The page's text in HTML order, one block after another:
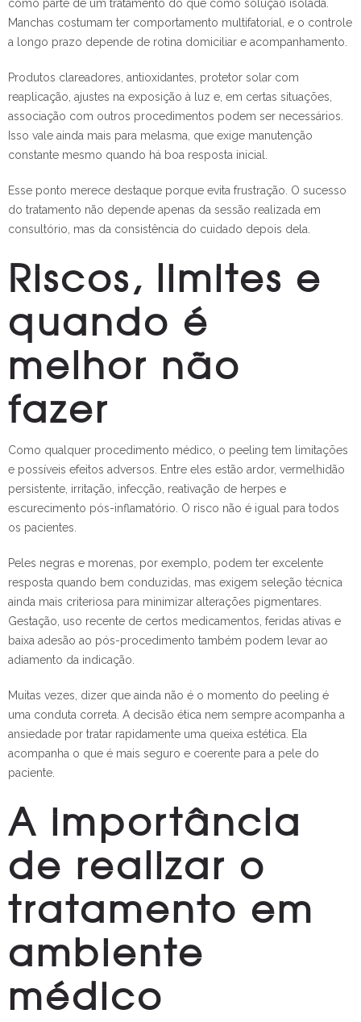
como parte de um tratamento do que como solução isolada.
Manchas costumam ter comportamento multifatorial, e o controle
a longo prazo depende de rotina domiciliar e acompanhamento.
Produtos clareadores, antioxidantes, protetor solar com
reaplicação, ajustes na exposição à luz e, em certas situações,
associação com outros procedimentos podem ser necessários.
Isso vale ainda mais para melasma, que exige manutenção
constante mesmo quando há boa resposta inicial.
Esse ponto merece destaque porque evita frustração. O sucesso
do tratamento não depende apenas da sessão realizada em
consultório, mas da consistência do cuidado depois dela.
Riscos, limites e
quando é
melhor não
fazer
Como qualquer procedimento médico, o peeling tem limitações
e possíveis efeitos adversos. Entre eles estão ardor, vermelhidão
persistente, irritação, infecção, reativação de herpes e
escurecimento pós-inflamatório. O risco não é igual para todos
os pacientes.
Peles negras e morenas, por exemplo, podem ter excelente
resposta quando bem conduzidas, mas exigem seleção técnica
ainda mais criteriosa para minimizar alterações pigmentares.
Gestação, uso recente de certos medicamentos, feridas ativas e
baixa adesão ao pós-procedimento também podem levar ao
adiamento da indicação.
Muitas vezes, dizer que ainda não é o momento do peeling é
uma conduta correta. A decisão ética nem sempre acompanha a
ansiedade por tratar rapidamente uma queixa estética. Ela
acompanha o que é mais seguro e coerente para a pele do
paciente.
A importância
de realizar o
tratamento em
ambiente
médico